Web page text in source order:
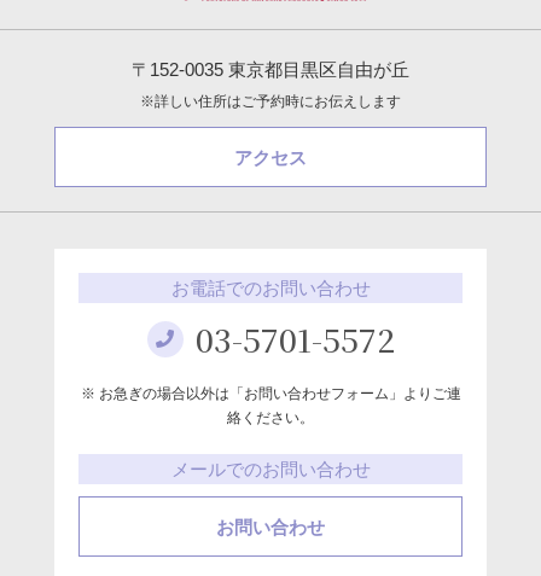
〒152-0035 東京都目黒区自由が丘
※詳しい住所はご予約時にお伝えします
アクセス
お電話でのお問い合わせ
03-5701-5572
※ お急ぎの場合以外は「お問い合わせフォーム」よりご連
絡ください。
メールでのお問い合わせ
お問い合わせ